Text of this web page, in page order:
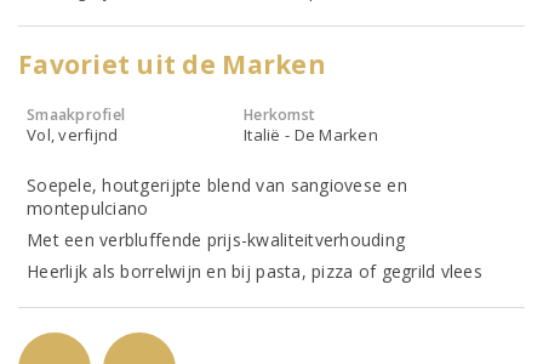
Favoriet uit de Marken
Smaakprofiel
Vol, verfijnd
Herkomst
Italië - De Marken
Soepele, houtgerijpte blend van sangiovese en
montepulciano
Met een verbluffende prijs-kwaliteitverhouding
Heerlijk als borrelwijn en bij pasta, pizza of gegrild vlees